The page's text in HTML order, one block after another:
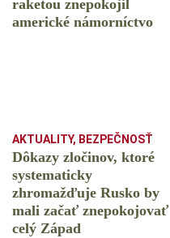
raketou znepokojil
americké námorníctvo
AKTUALITY, BEZPEČNOSŤ
Dôkazy zločinov, ktoré
systematicky
zhromažďuje Rusko by
mali začať znepokojovať
celý Západ